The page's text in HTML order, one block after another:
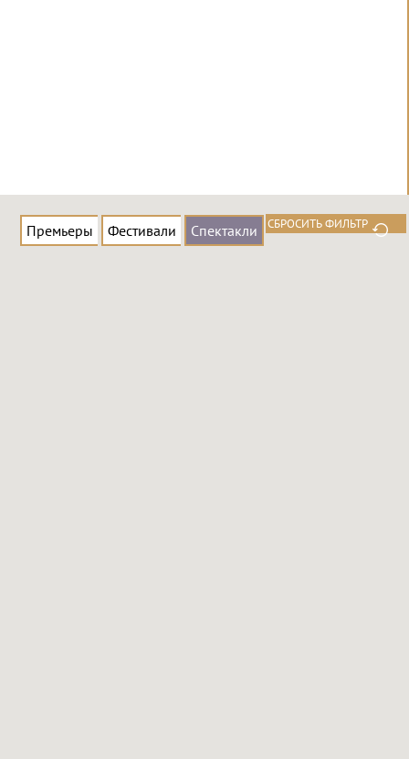
Премьеры Фестивали Спектакли